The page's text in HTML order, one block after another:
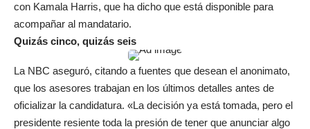
con Kamala Harris, que ha dicho que está disponible para
acompañar al mandatario.
Quizás cinco, quizás seis
La NBC aseguró, citando a fuentes que desean el anonimato,
que los asesores trabajan en los últimos detalles antes de
oficializar la candidatura. «La decisión ya está tomada, pero el
presidente resiente toda la presión de tener que anunciar algo